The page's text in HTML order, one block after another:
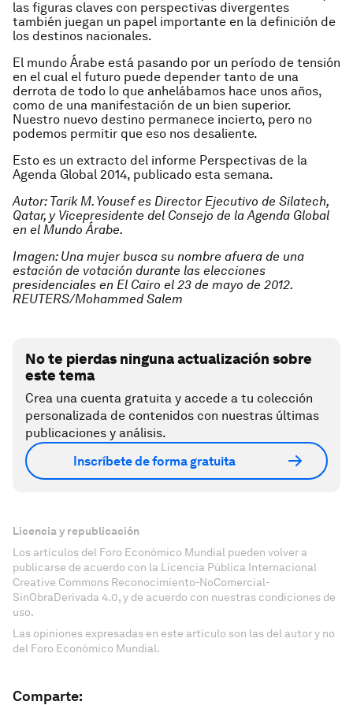
las figuras claves con perspectivas divergentes
también juegan un papel importante en la definición de
los destinos nacionales.
El mundo Árabe está pasando por un período de tensión
en el cual el futuro puede depender tanto de una
derrota de todo lo que anhelábamos hace unos años,
como de una manifestación de un bien superior.
Nuestro nuevo destino permanece incierto, pero no
podemos permitir que eso nos desaliente.
Esto es un extracto del informe Perspectivas de la
Agenda Global 2014, publicado esta semana.
Autor: Tarik M. Yousef es Director Ejecutivo de Silatech,
Qatar, y Vicepresidente del Consejo de la Agenda Global
en el Mundo Árabe.
Imagen: Una mujer busca su nombre afuera de una
estación de votación durante las elecciones
presidenciales en El Cairo el 23 de mayo de 2012.
REUTERS/Mohammed Salem
No te pierdas ninguna actualización sobre
este tema
Crea una cuenta gratuita y accede a tu colección
personalizada de contenidos con nuestras últimas
publicaciones y análisis.
Inscríbete de forma gratuita
Licencia y republicación
Los artículos del Foro Económico Mundial pueden volver a
publicarse de acuerdo con la Licencia Pública Internacional
Creative Commons Reconocimiento-NoComercial-
SinObraDerivada 4.0, y de acuerdo con nuestras condiciones de
uso.
Las opiniones expresadas en este artículo son las del autor y no
del Foro Económico Mundial.
Comparte: